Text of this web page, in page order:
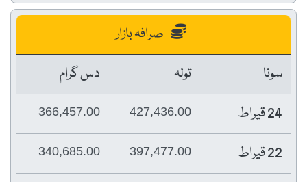
صرافہ بازار
سونا
تولہ
دس گرام
24 قیراط
427,436.00
366,457.00
22 قیراط 397,477.00
340,685.00